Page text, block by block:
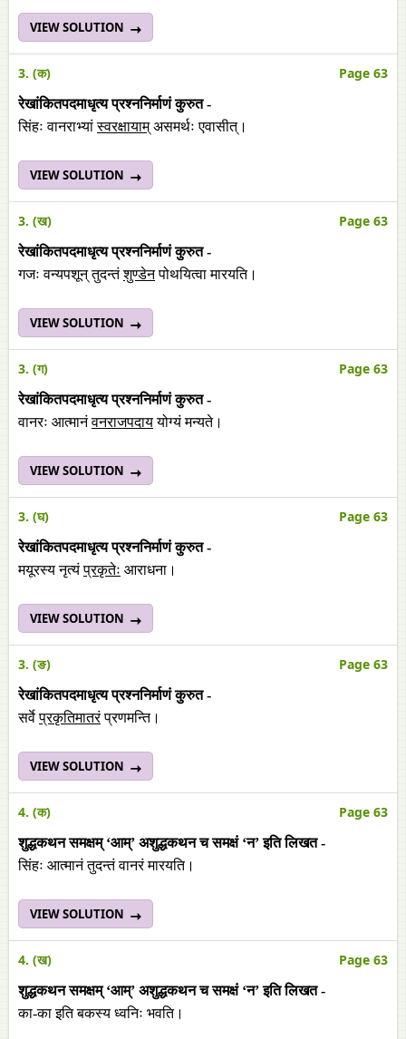
VIEW SOLUTION
3. (क) Page 63
रेखांकितपदमाधृत्य प्रश्ननिर्माणं कुरुत -
सिंहः वानराभ्यांस्वरक्षायाम्असमर्थः एवासीत्।
VIEW SOLUTION
3. (ख) Page 63
रेखांकितपदमाधृत्य प्रश्ननिर्माणं कुरुत -
गजः वन्यपशून् तुदन्तंशुण्डेनपोथयित्वा मारयति।
VIEW SOLUTION
3. (ग) Page 63
रेखांकितपदमाधृत्य प्रश्ननिर्माणं कुरुत -
वानरः आत्मानंवनराजपदाययोग्यं मन्यते।
VIEW SOLUTION
3. (घ) Page 63
रेखांकितपदमाधृत्य प्रश्ननिर्माणं कुरुत -
मयूरस्य नृत्यंप्रकृतेः आराधना।
VIEW SOLUTION
3. (ङ) Page 63
रेखांकितपदमाधृत्य प्रश्ननिर्माणं कुरुत -
सर्वेप्रकृतिमातरंप्रणमन्ति।
VIEW SOLUTION
4. (क) Page 63
शुद्धकथन समक्षम् ‘आम्’ अशुद्धकथन च समक्षं ‘न’ इति लिखत -
सिंहः आत्मानं तुदन्तं वानरं मारयति।
VIEW SOLUTION
4. (ख) Page 63
शुद्धकथन समक्षम् ‘आम्’ अशुद्धकथन च समक्षं ‘न’ इति लिखत -
का-का इति बकस्य ध्वनिः भवति।